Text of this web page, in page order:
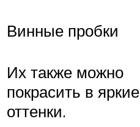
Винные пробки
Их также можно
покрасить в яркие
оттенки.